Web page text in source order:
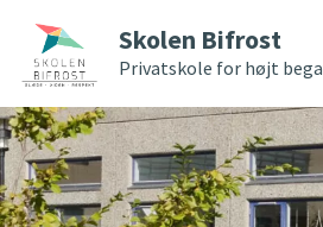
Skolen Bifrost
Privatskole for højt